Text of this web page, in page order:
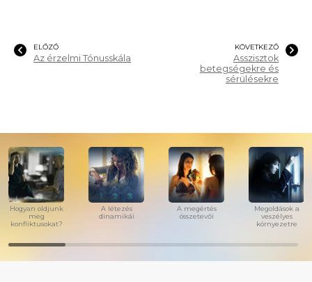
ELŐZŐ
Az érzelmi Tónusskála
KÖVETKEZŐ
Asszisztok
betegségekre és
sérülésekre
Hogyan oldjunk
meg
konfliktusokat?
A létezés
dinamikái
A megértés
összetevői
Megoldások a
veszélyes
környezetre